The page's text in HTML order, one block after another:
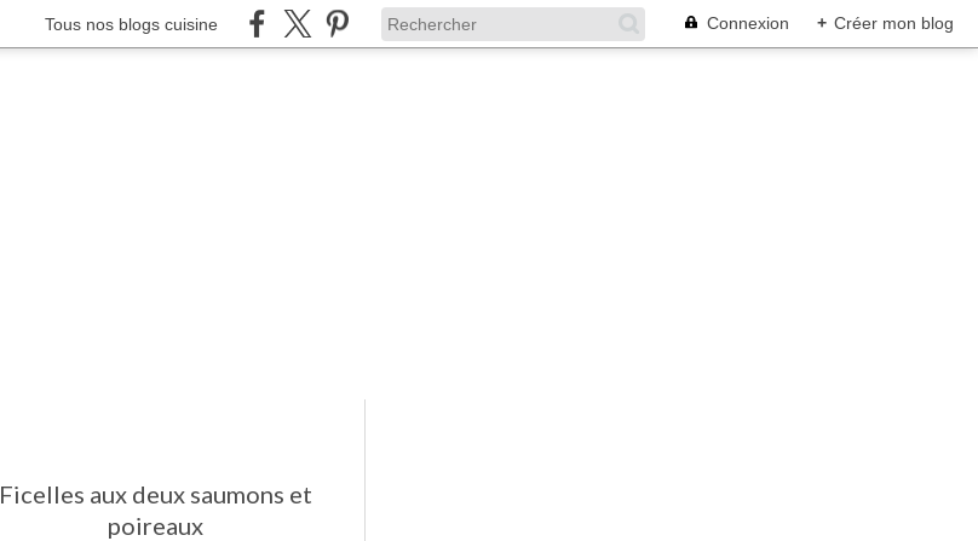
Tous nos blogs cuisine Connexion + Créer mon blog
Ficelles aux deux saumons et
poireaux